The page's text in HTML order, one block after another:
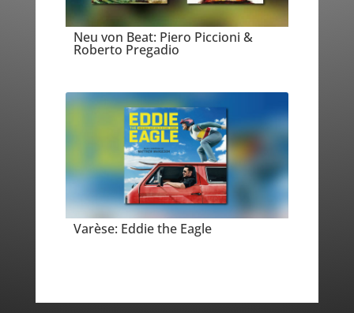
Neu von Beat: Piero Piccioni &
Roberto Pregadio
Varèse: Eddie the Eagle